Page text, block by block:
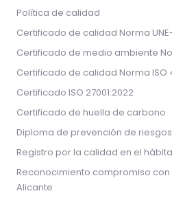
Política de calidad
Certificado de calidad Norma UNE-
Certificado de medio ambiente
Certificado de calidad Norma ISO
Certificado ISO 27001:2022
Certificado de huella de carbono
Diploma de prevención de
Registro por la calidad en el
Reconocimiento compromiso con
Alicante